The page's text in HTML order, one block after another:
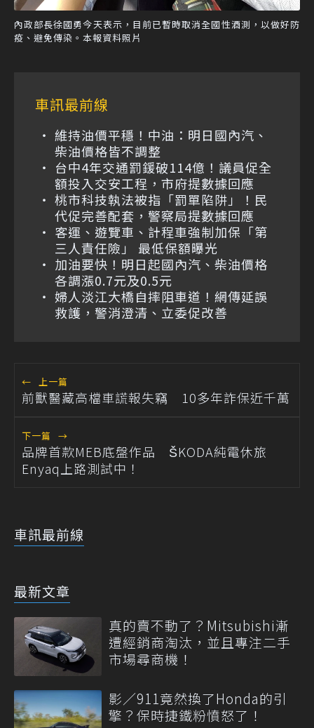
內政部長徐國勇今天表示，目前已暫時取消全國性酒測，以做好防
疫、避免傳染。本報資料照片
車訊最前線
維持油價平穩！中油：明日國內汽、
柴油價格皆不調整
台中4年交通罰鍰破114億！議員促全
額投入交安工程，市府提數據回應
桃市科技執法被指「罰單陷阱」！民
代促完善配套，警察局提數據回應
客運、遊覽車、計程車強制加保「第
三人責任險」 最低保額曝光
加油要快！明日起國內汽、柴油價格
各調漲0.7元及0.5元
婦人淡江大橋自摔阻車道！網傳延誤
救護，警消澄清、立委促改善
← 上一篇
前獸醫藏高檔車謊報失竊 10多年詐保近千萬
下一篇 →
品牌首款MEB底盤作品 ŠKODA純電休旅
Enyaq上路測試中！
車訊最前線
最新文章
真的賣不動了？Mitsubishi漸
遭經銷商淘汰，並且專注二手
市場尋商機！
影／911竟然換了Honda的引
擎？保時捷鐵粉憤怒了！